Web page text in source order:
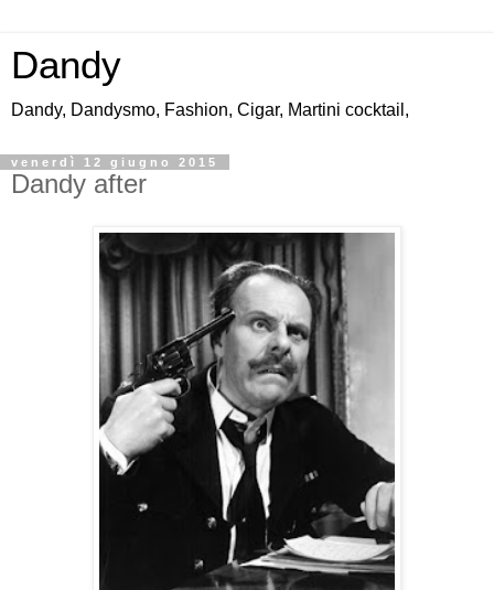
Dandy
Dandy, Dandysmo, Fashion, Cigar, Martini cocktail,
venerdì 12 giugno 2015
Dandy after